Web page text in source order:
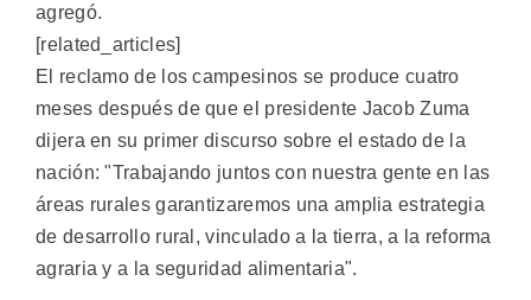
agregó.
[related_articles]
El reclamo de los campesinos se produce cuatro
meses después de que el presidente Jacob Zuma
dijera en su primer discurso sobre el estado de la
nación: "Trabajando juntos con nuestra gente en las
áreas rurales garantizaremos una amplia estrategia
de desarrollo rural, vinculado a la tierra, a la reforma
agraria y a la seguridad alimentaria".